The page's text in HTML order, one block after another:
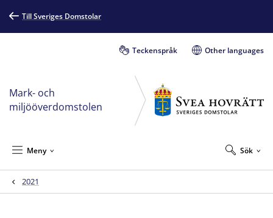
Till Sveriges Domstolar
Teckenspråk Other languages
Mark- och
miljööverdomstolen
Sök
Meny
2021